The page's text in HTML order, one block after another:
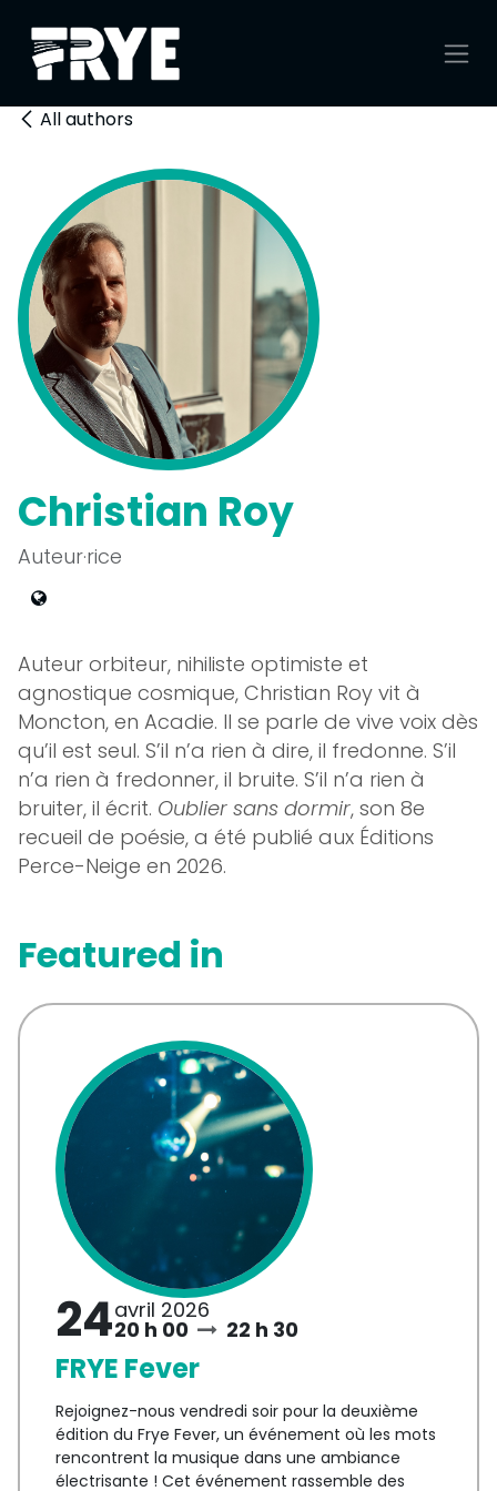
All authors
Christian Roy
Auteur·rice
Auteur orbiteur, nihiliste optimiste et
agnostique cosmique, Christian Roy vit à
Moncton, en Acadie. Il se parle de vive voix dès
qu’il est seul. S’il n’a rien à dire, il fredonne. S’il
n’a rien à fredonner, il bruite. S’il n’a rien à
bruiter, il écrit. Oublier sans dormir, son 8e
recueil de poésie, a été publié aux Éditions
Perce-Neige en 2026.
Featured in
24avril 2026
20 h 00 22 h 30
FRYE Fever
Rejoignez-nous vendredi soir pour la deuxième
édition du Frye Fever, un événement où les mots
rencontrent la musique dans une ambiance
électrisante ! Cet événement rassemble des